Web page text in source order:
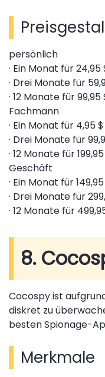
persönlich
· Ein Monat für 24,95
· Drei Monate für
· 12 Monate für 99,95
Fachmann
· Ein Monat für 4,95 $
· Drei Monate für
· 12 Monate für
Geschäft
· Ein Monat für
· Drei Monate für
· 12 Monate für
8.
Cocospy ist
diskret zu
besten Spionage-
Merkmale